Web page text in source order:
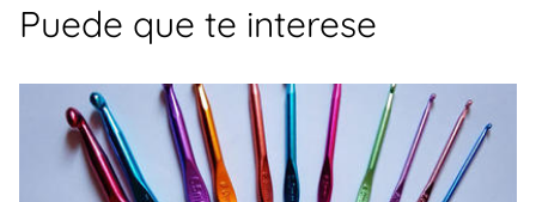
Puede que te interese